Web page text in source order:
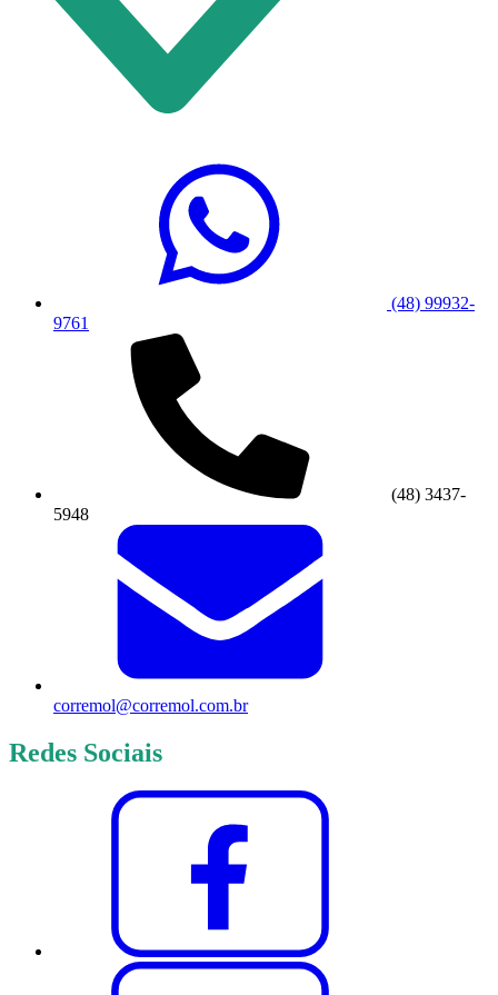
(48) 99932-
9761
(48) 3437-
5948
corremol@corremol.com.br
Redes Sociais